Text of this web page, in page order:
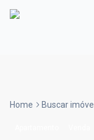
Home Buscar imóvel